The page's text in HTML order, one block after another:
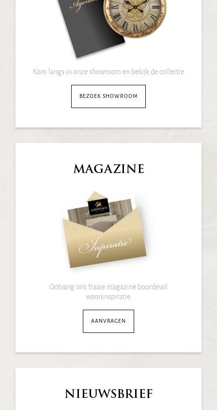
Kom langs in onze showroom en bekijk de collectie
BEZOEK SHOWROOM
MAGAZINE
Ontvang ons fraaie magazine boordevol
wooninspiratie.
AANVRAGEN
NIEUWSBRIEF